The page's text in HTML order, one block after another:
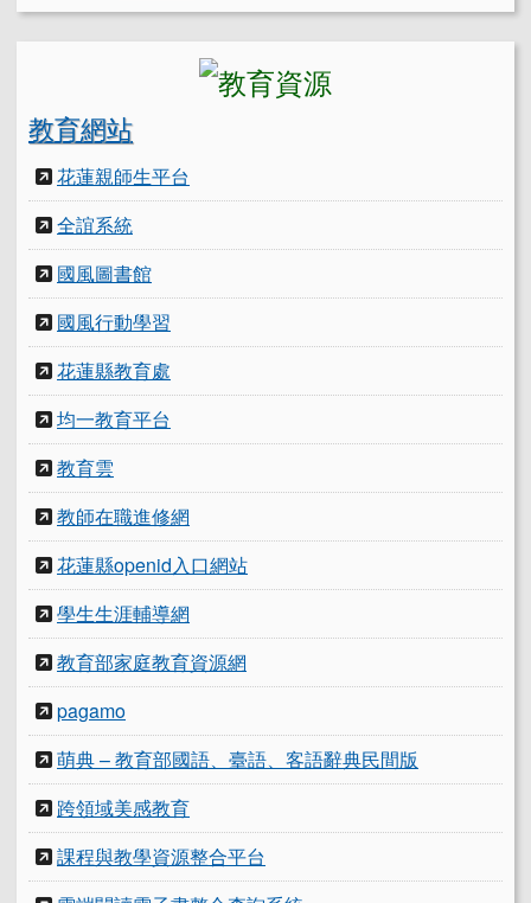
教育網站
花蓮親師生平台
全誼系統
國風圖書館
國風行動學習
花蓮縣教育處
均一教育平台
教育雲
教師在職進修網
花蓮縣openid入口網站
學生生涯輔導網
教育部家庭教育資源網
pagamo
萌典 – 教育部國語、臺語、客語辭典民間版
跨領域美感教育
課程與教學資源整合平台